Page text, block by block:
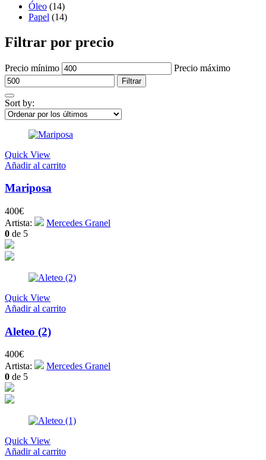
Óleo (14)
Papel (14)
Filtrar por precio
Precio mínimo Precio máximo
Filtrar
Sort by:
Quick View
Añadir al carrito
Mariposa
400€
Artista:
Mercedes Granel
0 de 5
Quick View
Añadir al carrito
Aleteo (2)
400€
Artista:
Mercedes Granel
0 de 5
Quick View
Añadir al carrito